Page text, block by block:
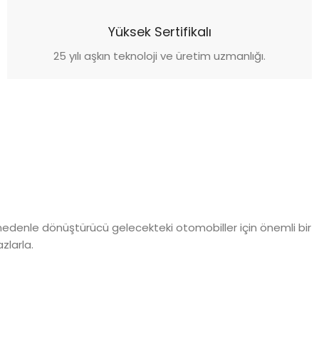
Yüksek Sertifikalı
25 yılı aşkın teknoloji ve üretim uzmanlığı.
nedenle dönüştürücü gelecekteki otomobiller için önemli bir